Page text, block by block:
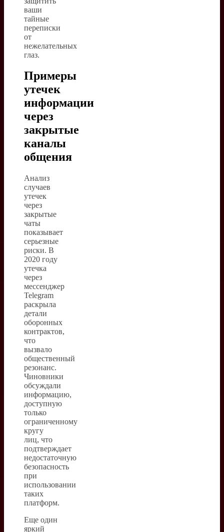
ваши
тайные
переписки
от
нежелательных
глаз.
Примеры
утечек
информации
через
закрытые
каналы
общения
Анализ
случаев
утечек
через
закрытые
чаты
показывает
серьезные
риски. В
2020 году
утечка
через
мессенджер
Telegram
раскрыла
детали
оборонных
контрактов,
что
вызвало
общественный
резонанс.
Чиновники
обсуждали
информацию,
доступную
только
ограниченному
кругу
лиц, что
подтверждает
недостаточную
безопасность
при
использовании
таких
платформ.
Еще один
яркий